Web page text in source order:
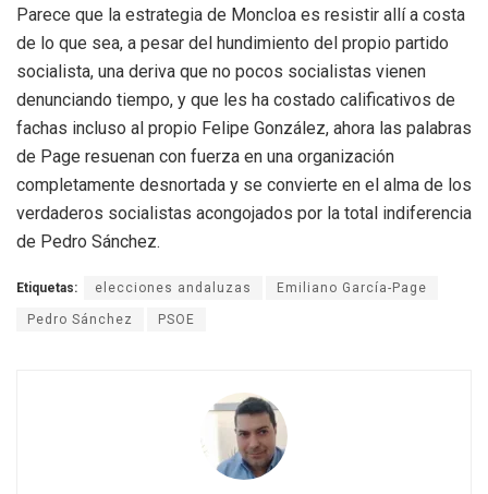
Parece que la estrategia de Moncloa es resistir allí a costa
de lo que sea, a pesar del hundimiento del propio partido
socialista, una deriva que no pocos socialistas vienen
denunciando tiempo, y que les ha costado calificativos de
fachas incluso al propio Felipe González, ahora las palabras
de Page resuenan con fuerza en una organización
completamente desnortada y se convierte en el alma de los
verdaderos socialistas acongojados por la total indiferencia
de Pedro Sánchez.
Etiquetas: elecciones andaluzas Emiliano García-Page
Pedro Sánchez PSOE